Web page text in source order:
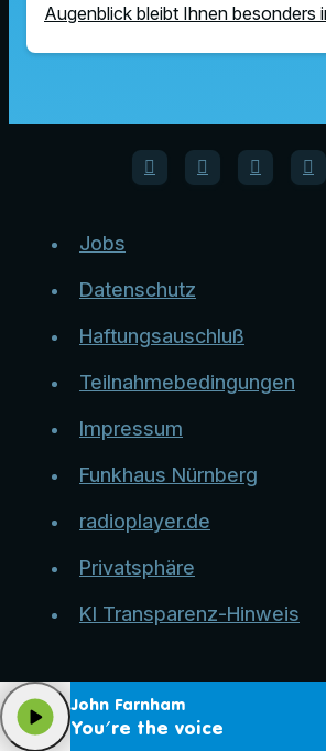
Augenblick bleibt Ihnen besonders
Jobs
Datenschutz
Haftungsauschluß
Teilnahmebedingungen
Impressum
Funkhaus Nürnberg
radioplayer.de
Privatsphäre
KI Transparenz-Hinweis
John Farnham
You're the voice
play_arrow